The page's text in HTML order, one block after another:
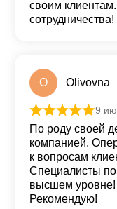
своим
сотрудничества!
O Olivovna
Оценка
9
По роду своей
компанией.
к вопросам
Специалисты
высшем уровне!
Рекомендую!